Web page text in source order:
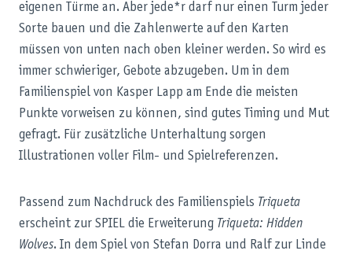
eigenen Türme an. Aber jede*r darf nur einen Turm jeder
Sorte bauen und die Zahlenwerte auf den Karten
müssen von unten nach oben kleiner werden. So wird es
immer schwieriger, Gebote abzugeben. Um in dem
Familienspiel von Kasper Lapp am Ende die meisten
Punkte vorweisen zu können, sind gutes Timing und Mut
gefragt. Für zusätzliche Unterhaltung sorgen
Illustrationen voller Film- und Spielreferenzen.
Passend zum Nachdruck des Familienspiels Triqueta
erscheint zur SPIEL die Erweiterung Triqueta: Hidden
Wolves. In dem Spiel von Stefan Dorra und Ralf zur Linde